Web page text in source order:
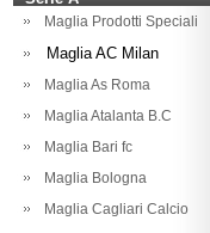
Maglia Prodotti Speciali
Maglia AC Milan
Maglia As Roma
Maglia Atalanta B.C
Maglia Bari fc
Maglia Bologna
Maglia Cagliari Calcio